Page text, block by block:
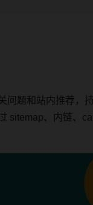
题和站内推荐，
sitemap、内链、